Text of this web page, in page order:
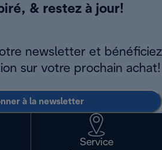
& restez à jour!
newsletter et bénéficiez
sur votre prochain achat!
à la newsletter
Service